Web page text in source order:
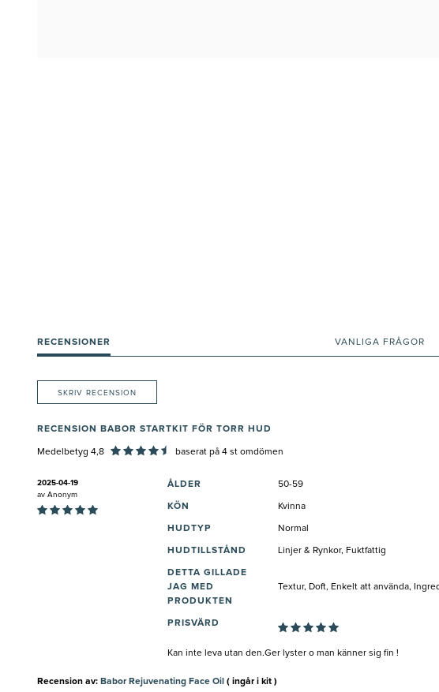
RECENSIONER VANLIGA FRÅGOR
SKRIV RECENSION
RECENSION BABOR STARTKIT FÖR TORR HUD
Medelbetyg 4,8 baserat på 4 st omdömen
2025-04-19
av Anonym
ÅLDER 50-59
KÖN Kvinna
HUDTYP Normal
HUDTILLSTÅND Linjer & Rynkor, Fuktfattig
DETTA GILLADE
JAG MED
PRODUKTEN
Textur, Doft, Enkelt att använda,
PRISVÄRD
Kan inte leva utan den.Ger lyster o man känner sig fin !
Recension av: Babor Rejuvenating Face Oil ( ingår i kit )